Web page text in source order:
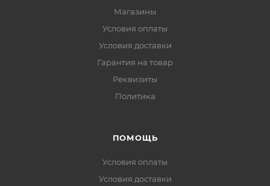
Магазины
Условия оплаты
Условия доставки
Гарантия на товар
Реквизиты
Политика
ПОМОЩЬ
Условия оплаты
Условия доставки